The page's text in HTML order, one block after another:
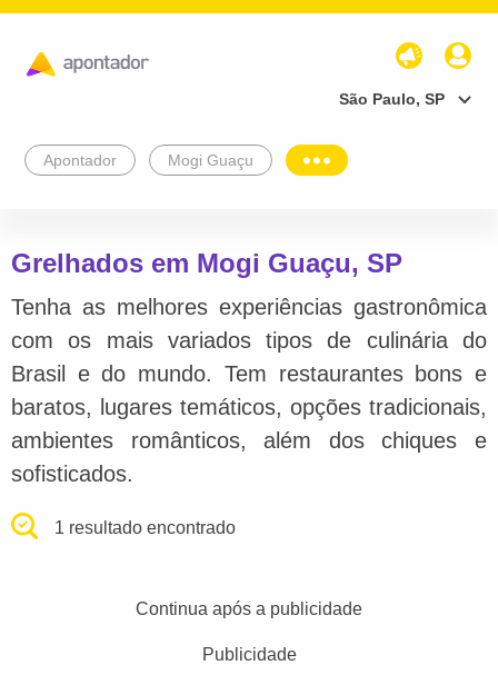
São Paulo, SP
Apontador Mogi Guaçu
Grelhados em Mogi Guaçu, SP
Tenha as melhores experiências gastronômica
com os mais variados tipos de culinária do
Brasil e do mundo. Tem restaurantes bons e
baratos, lugares temáticos, opções tradicionais,
ambientes românticos, além dos chiques e
sofisticados.
1 resultado encontrado
Continua após a publicidade
Publicidade